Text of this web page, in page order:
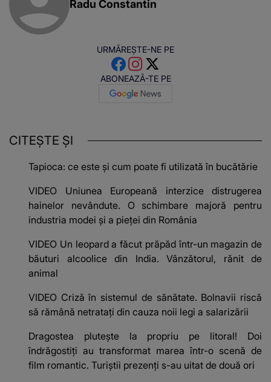
Radu Constantin
URMĂREȘTE-NE PE
ABONEAZĂ-TE PE
CITEȘTE ȘI
Tapioca: ce este și cum poate fi utilizată în bucătărie
VIDEO Uniunea Europeană interzice distrugerea
hainelor nevândute. O schimbare majoră pentru
industria modei și a pieței din România
VIDEO Un leopard a făcut prăpăd într-un magazin de
băuturi alcoolice din India. Vânzătorul, rănit de
animal
VIDEO Criză în sistemul de sănătate. Bolnavii riscă
să rămână netratați din cauza noii legi a salarizării
Dragostea plutește la propriu pe litoral! Doi
îndrăgostiți au transformat marea într-o scenă de
film romantic. Turiștii prezenți s-au uitat de două ori